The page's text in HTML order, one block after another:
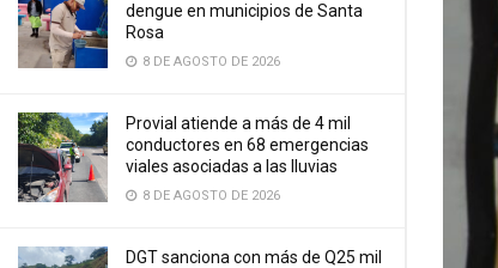
dengue en municipios de Santa
Rosa
8 DE AGOSTO DE 2026
Provial atiende a más de 4 mil
conductores en 68 emergencias
viales asociadas a las lluvias
8 DE AGOSTO DE 2026
DGT sanciona con más de Q25 mil